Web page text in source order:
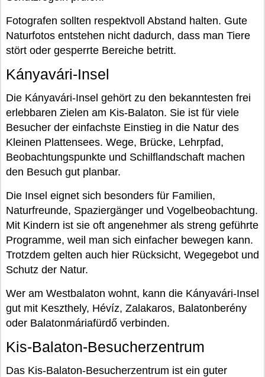
Fotografen sollten respektvoll Abstand halten. Gute
Naturfotos entstehen nicht dadurch, dass man Tiere
stört oder gesperrte Bereiche betritt.
Kányavári-Insel
Die Kányavári-Insel gehört zu den bekanntesten frei
erlebbaren Zielen am Kis-Balaton. Sie ist für viele
Besucher der einfachste Einstieg in die Natur des
Kleinen Plattensees. Wege, Brücke, Lehrpfad,
Beobachtungspunkte und Schilflandschaft machen
den Besuch gut planbar.
Die Insel eignet sich besonders für Familien,
Naturfreunde, Spaziergänger und Vogelbeobachtung.
Mit Kindern ist sie oft angenehmer als streng geführte
Programme, weil man sich einfacher bewegen kann.
Trotzdem gelten auch hier Rücksicht, Wegegebot und
Schutz der Natur.
Wer am Westbalaton wohnt, kann die Kányavári-Insel
gut mit Keszthely, Hévíz, Zalakaros, Balatonberény
oder Balatonmáriafürdő verbinden.
Kis-Balaton-Besucherzentrum
Das Kis-Balaton-Besucherzentrum ist ein guter